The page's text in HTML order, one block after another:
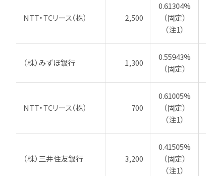
NTT・TCリース（株） 2,500
0.61304%
（固定）
（注1）
（株）みずほ銀行 1,300
0.55943%
（固定）
NTT・TCリース（株） 700
0.61005%
（固定）
（注1）
（株）三井住友銀行 3,200
0.41505%
（固定）
（注1）